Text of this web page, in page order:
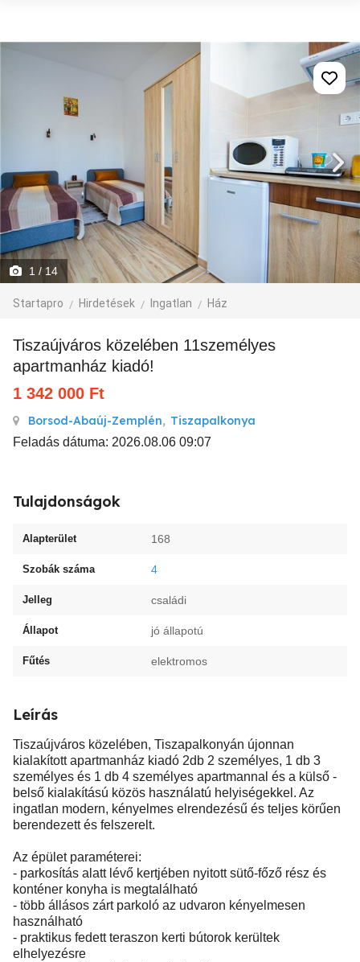
1 / 14
Startapro Hirdetések Ingatlan Ház
Tiszaújváros közelében 11személyes
apartmanház kiadó!
1 342 000 Ft
Borsod-Abaúj-Zemplén, Tiszapalkonya
Feladás dátuma: 2026.08.06 09:07
Tulajdonságok
Alapterület 168
Szobák száma 4
Jelleg családi
Állapot jó állapotú
Fűtés elektromos
Leírás
Tiszaújváros közelében, Tiszapalkonyán újonnan
kialakított apartmanház kiadó 2db 2 személyes, 1 db 3
személyes és 1 db 4 személyes apartmannal és a külső -
belső kialakítású közös használatú helyiségekkel. Az
ingatlan modern, kényelmes elrendezésű és teljes körűen
berendezett és felszerelt.
Az épület paraméterei:
- parkosítás alatt lévő kertjében nyitott sütő-főző rész és
konténer konyha is megtalálható
- több állásos zárt parkoló az udvaron kényelmesen
használható
- praktikus fedett teraszon kerti bútorok kerültek
elhelyezésre